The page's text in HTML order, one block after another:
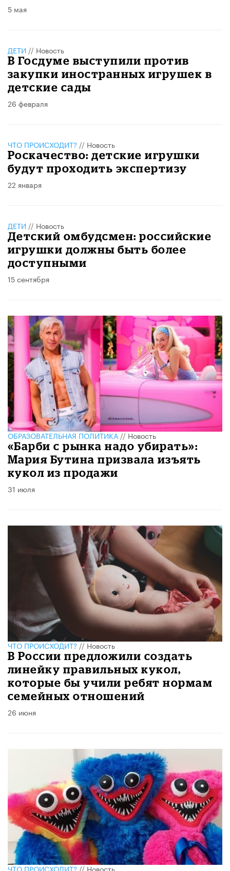
5 мая
ДЕТИ // Новость
В Госдуме выступили против
закупки иностранных игрушек в
детские сады
26 февраля
ЧТО ПРОИСХОДИТ? // Новость
Роскачество: детские игрушки
будут проходить экспертизу
22 января
ДЕТИ // Новость
Детский омбудсмен: российские
игрушки должны быть более
доступными
15 сентября
ОБРАЗОВАТЕЛЬНАЯ ПОЛИТИКА//Новость
«Барби с рынка надо убирать»:
Мария Бутина призвала изъять
кукол из продажи
31 июля
ЧТО ПРОИСХОДИТ?//Новость
В России предложили создать
линейку правильных кукол,
которые бы учили ребят нормам
семейных отношений
26 июня
ЧТО ПРОИСХОДИТ?//Новость